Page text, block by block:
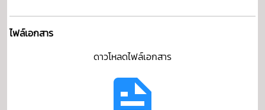
ไฟล์เอกสาร
ดาวโหลดไฟล์เอกสาร